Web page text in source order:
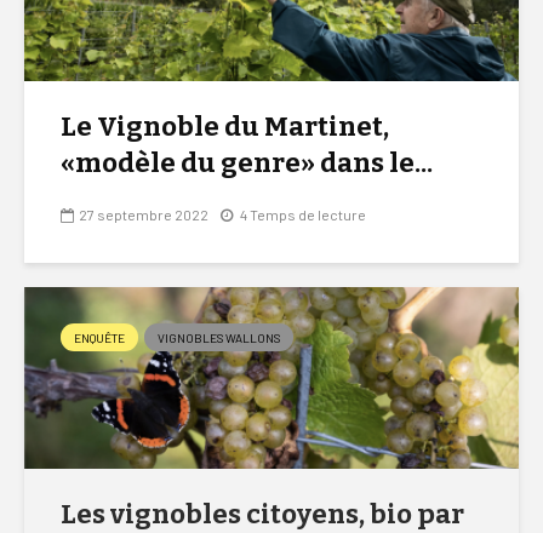
Le Vignoble du Martinet,
«modèle du genre» dans le...
27 septembre 2022 4 Temps de lecture
ENQUÊTE VIGNOBLES WALLONS
Les vignobles citoyens, bio par